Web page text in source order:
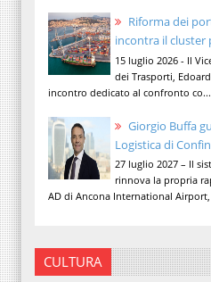
Riforma dei
incontra il cluster
15 luglio 2026 - Il
dei Trasporti,
incontro dedicato al confronto co...
Giorgio Buffa
Logistica di
27 luglio 2027 – Il
rinnova la propria
AD di Ancona International Airport,
CULTURA